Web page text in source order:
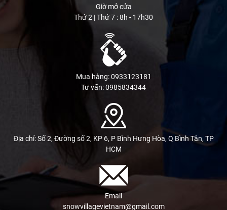
Giờ mở cửa
Thứ 2 | Thứ 7 : 8h - 17h30
Mua hàng: 0933123181
Tư vấn: 0985834344
Địa chỉ: Số 2, Đường số 2, KP 6, P Bình Hưng Hòa, Q Bình Tân, TP
HCM
Email
snowvillagevietnam@gmail.com